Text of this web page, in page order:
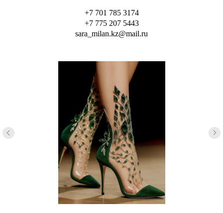
+7 701 785 3174
+7 775 207 5443
sara_milan.kz@mail.ru